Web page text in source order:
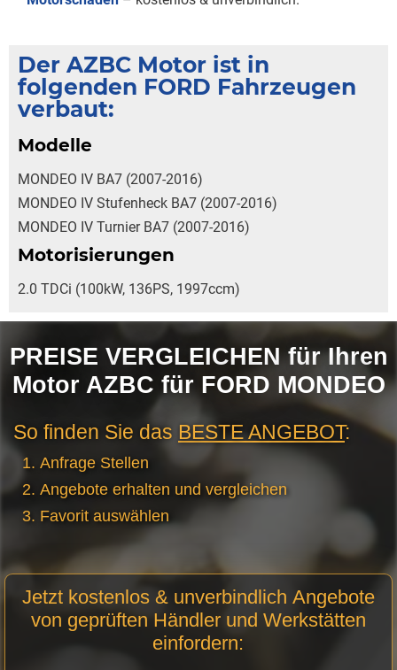
Der AZBC Motor ist in
folgenden FORD Fahrzeugen
verbaut:
Modelle
MONDEO IV BA7 (2007-2016)
MONDEO IV Stufenheck BA7 (2007-2016)
MONDEO IV Turnier BA7 (2007-2016)
Motorisierungen
2.0 TDCi (100kW, 136PS, 1997ccm)
PREISE VERGLEICHEN für Ihren
Motor AZBC für FORD MONDEO
So finden Sie das BESTE ANGEBOT:
Anfrage Stellen
Angebote erhalten und vergleichen
Favorit auswählen
Anfrage
Stellen
Jetzt kostenlos & unverbindlich Angebote
von geprüften Händler und Werkstätten
einfordern: